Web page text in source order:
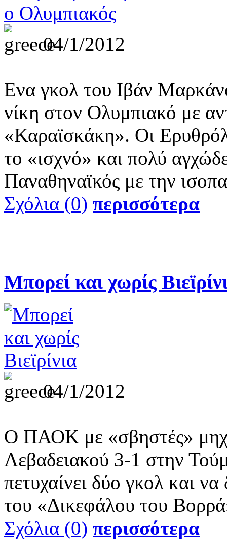
04/1/2012
Ενα γκολ του Ιβάν
νίκη στον Ολυμπιακό με
«Καραϊσκάκη». Οι
το «ισχνό» και πολύ
Παναθηναϊκός με την
Σχόλια (0) περισσότερα
Μπορεί και χωρίς
04/1/2012
Ο ΠΑΟΚ με «σβηστές»
Λεβαδειακού 3-1 στην
πετυχαίνει δύο γκολ και
του «Δικεφάλου του
Σχόλια (0) περισσότερα